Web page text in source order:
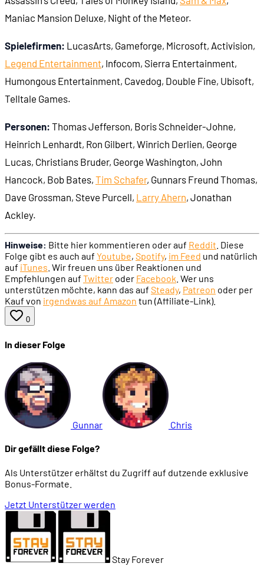
Maniac Mansion Deluxe, Night of the Meteor.
Spielefirmen: LucasArts, Gameforge, Microsoft, Activision,
Legend Entertainment, Infocom, Sierra Entertainment,
Humongous Entertainment, Cavedog, Double Fine, Ubisoft,
Telltale Games.
Personen: Thomas Jefferson, Boris Schneider-Johne,
Heinrich Lenhardt, Ron Gilbert, Winrich Derlien, George
Lucas, Christians Bruder, George Washington, John
Hancock, Bob Bates, Tim Schafer, Gunnars Freund Thomas,
Dave Grossman, Steve Purcell, Larry Ahern, Jonathan
Ackley.
Hinweise: Bitte hier kommentieren oder auf Reddit . Diese
Folge gibt es auch auf Youtube, Spotify, im Feed und natürlich
auf iTunes . Wir freuen uns über Reaktionen und
Empfehlungen auf Twitter oder Facebook . Wer uns
unterstützen möchte, kann das auf Steady, Patreon oder per
Kauf von irgendwas auf Amazon tun (Affiliate-Link).
0
In dieser Folge
Gunnar Chris
Dir gefällt diese Folge?
Als Unterstützer erhältst du Zugriff auf dutzende exklusive
Bonus-Formate.
Jetzt Unterstützer werden
Stay Forever